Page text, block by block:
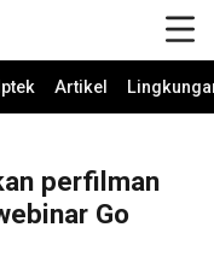
Iptek Artikel
perfilman
Go